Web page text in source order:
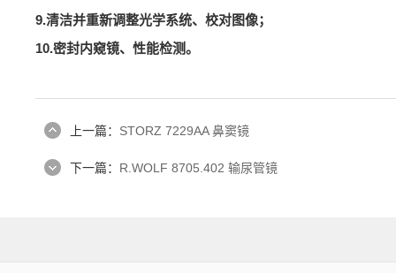
9.清洁并重新调整光学系统、校对图像；
10.密封内窥镜、性能检测。
上一篇： STORZ 7229AA 鼻窦镜
下一篇： R.WOLF 8705.402 输尿管镜